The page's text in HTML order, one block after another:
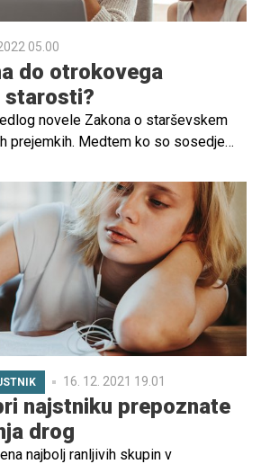
05.00
do otrokovega
starosti?
novele Zakona o starševskem
prejemkih. Medtem ko so sosedje
leta starosti lahko zaprosili za delo
uvajajo druge novosti.
16. 12. 2021 19.01
najstniku prepoznate
drog
najbolj ranljivih skupin v